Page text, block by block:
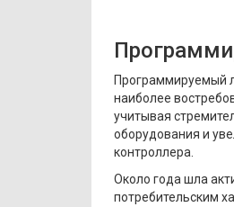
Программируемый
наиболее
учитывая
оборудования и
контроллера.
Около года шла
потребительским